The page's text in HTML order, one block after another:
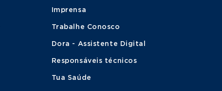
Imprensa
Trabalhe Conosco
Dora - Assistente Digital
Responsáveis técnicos
Tua Saúde